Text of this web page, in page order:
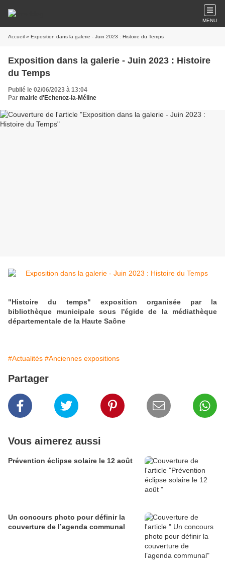
MENU
Accueil » Exposition dans la galerie - Juin 2023 : Histoire du Temps
Exposition dans la galerie - Juin 2023 : Histoire
du Temps
Publié le 02/06/2023 à 13:04
Par mairie d'Echenoz-la-Méline
"Histoire du temps" exposition organisée par la
bibliothèque municipale sous l'égide de la médiathèque
départementale de la Haute Saône
#Actualités #Anciennes expositions
Partager
Vous aimerez aussi
Prévention éclipse solaire le 12 août
Un concours photo pour définir la
couverture de l’agenda communal